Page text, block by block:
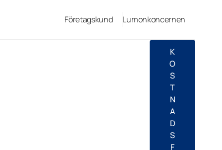
Företagskund Lumonkoncernen
K
O
S
T
N
A
D
S
F